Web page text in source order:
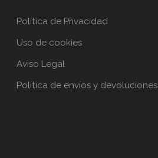
Política de Privacidad
Uso de cookies
Aviso Legal
Política de envíos y devoluciones